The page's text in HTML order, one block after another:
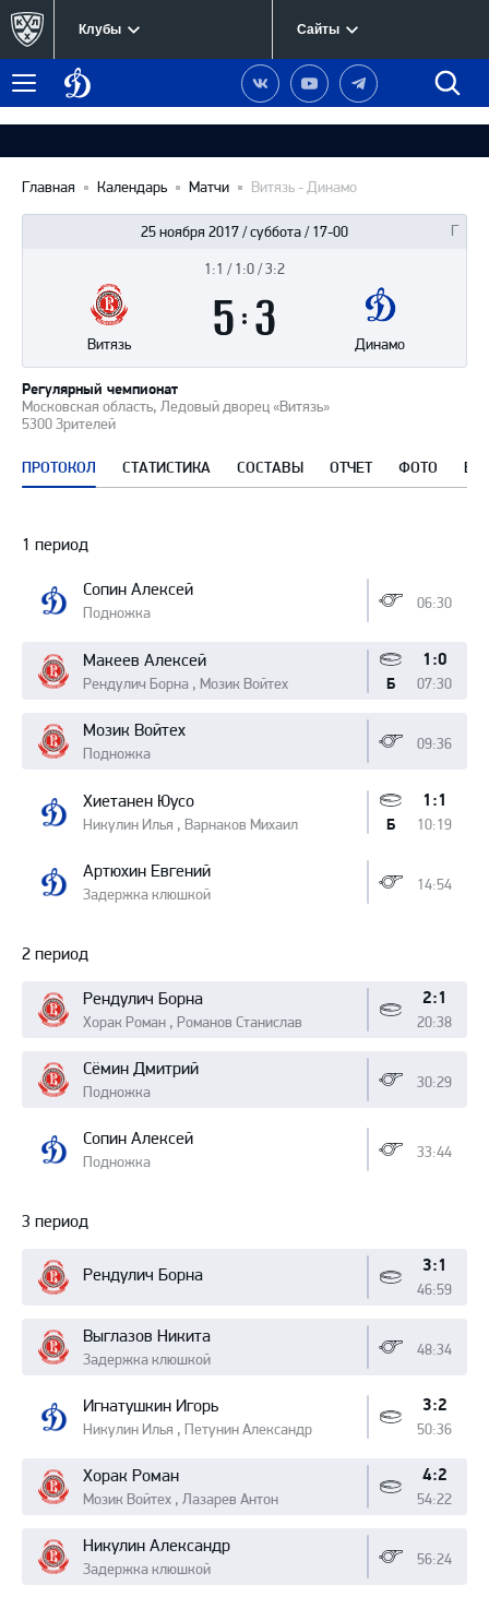
Клубы Сайты
Меню
Динамо
Москва
Наша
группа
Вконтакте
Наш
канал
YouTube
Наш
канал
Telegram
Главная Календарь Матчи Витязь - Динамо
25 ноября 2017 / суббота / 17-00
Московская область, Ледовый дворец «Витязь»
5300 Зрителей
Регулярный чемпионат
матча
1:1 / 1:0 / 3:2
Витязь Динамо
ПРОТОКОЛ СТАТИСТИКА СОСТАВЫ ОТЧЕТ ФОТО
Протокол
1 период
Сопин Алексей
Подножка
06:30
Макеев Алексей
Рендулич Борна , Мозик Войтех
1:0
07:30
Б
Мозик Войтех
Подножка
09:36
Хиетанен Юусо
Никулин Илья , Варнаков Михаил
1:1
10:19
Б
Артюхин Евгений
Задержка клюшкой
14:54
2 период
Рендулич Борна
Хорак Роман , Романов Станислав
2:1
20:38
Сёмин Дмитрий
Подножка
30:29
Сопин Алексей
Подножка
33:44
3 период
Рендулич Борна 3:1
46:59
Выглазов Никита
Задержка клюшкой
48:34
Игнатушкин Игорь
Никулин Илья , Петунин Александр
3:2
50:36
Хорак Роман
Мозик Войтех , Лазарев Антон
4:2
54:22
Никулин Александр
Задержка клюшкой
56:24